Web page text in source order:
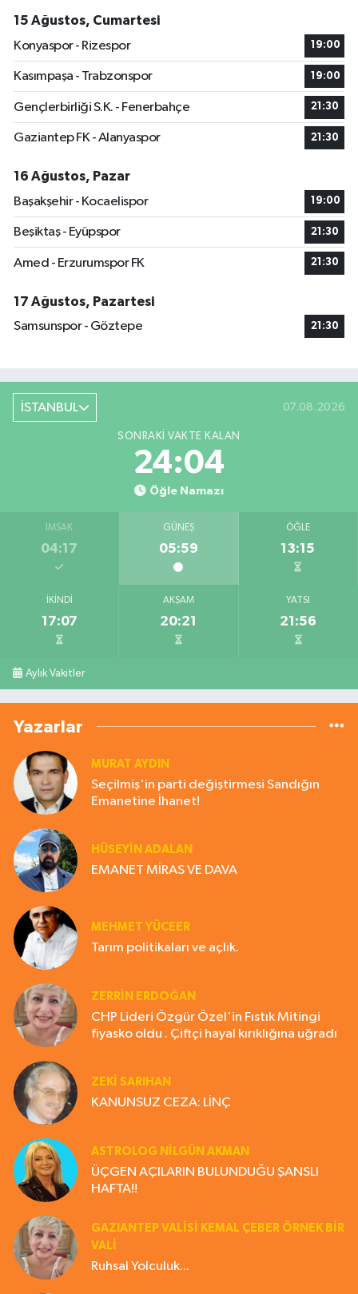
15 Ağustos, Cumartesi
Konyaspor - Rizespor
19:00
Kasımpaşa - Trabzonspor 19:00
Gençlerbirliği S.K. - Fenerbahçe 21:30
Gaziantep FK - Alanyaspor 21:30
16 Ağustos, Pazar
Başakşehir - Kocaelispor
19:00
Beşiktaş - Eyüpspor 21:30
Amed - Erzurumspor FK 21:30
17 Ağustos, Pazartesi
Samsunspor - Göztepe
21:30
İSTANBUL 07.08.2026
SONRAKI VAKTE KALAN
24:04
Öğle Namazı
İMSAK
04:17
GÜNEŞ
05:59
ÖĞLE
13:15
İKINDI
17:07
AKŞAM
20:21
YATSI
21:56
Aylık Vakitler
Yazarlar
MURAT AYDIN
Seçilmiş'in parti değiştirmesi Sandığın
Emanetine İhanet!
HÜSEYIN ADALAN
EMANET MİRAS VE DAVA
MEHMET YÜCEER
Tarım politikaları ve açlık.
ZERRIN ERDOĞAN
CHP Lideri Özgür Özel'in Fıstık Mitingi
fiyasko oldu . Çiftçi hayal kırıklığına uğradı
ZEKI SARIHAN
KANUNSUZ CEZA: LİNÇ
ASTROLOG NILGÜN AKMAN
ÜÇGEN AÇILARIN BULUNDUĞU ŞANSLI
HAFTA!!
GAZIANTEP VALISI KEMAL ÇEBER ÖRNEK BİR
VALİ
Ruhsal Yolculuk...